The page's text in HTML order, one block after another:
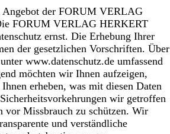
Angebot der FORUM VERLAG
FORUM VERLAG HERKERT
ernst. Die Erhebung Ihrer
der gesetzlichen Vorschriften. Über
www.datenschutz.de umfassend
möchten wir Ihnen aufzeigen,
erheben, was mit diesen Daten
wir getroffen
vor Missbrauch zu schützen. Wir
und verständliche